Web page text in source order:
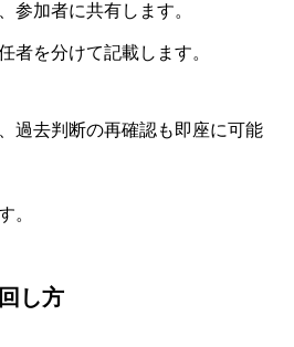
参加者に共有します。
者を分けて記載します。
過去判断の再確認も即座に可能
。
し方